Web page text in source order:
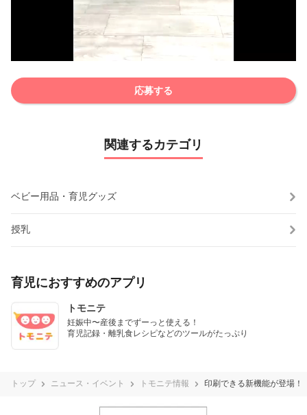
応募する
関連するカテゴリ
ベビー用品・育児グッズ
授乳
育児におすすめのアプリ
トモニテ
妊娠中〜産後までずーっと使える！
育児記録・離乳食レシピなどのツールがたっぷり
トップ ニュース・イベント トモニテ情報 印刷できる新機能が登場